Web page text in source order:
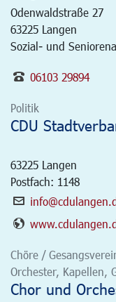
Odenwaldstraße 27
63225 Langen
Sozial- und
06103 29894
Politik
CDU
63225 Langen
Postfach: 1148
Chöre /
Orchester, Kapellen,
Chor und